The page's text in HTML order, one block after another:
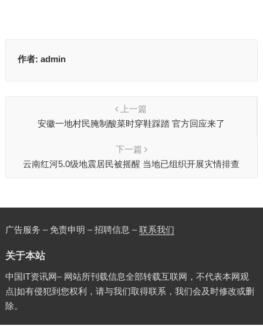
作者: admin
上一篇
安徽一地村民腌制酸菜时穿鞋踩踏 官方回应来了
下一篇
云南红河5.0级地震居民被摇醒 当地已组织开展灾情排查
广告服务 – 免责申明 – 招聘信息 –联系我们
关于本站
中国IT资讯网– 网站所刊载信息全部转载互联网，不代表本网观
点|如有侵犯到您权利，请与我们取得联系，我们会及时修改或删
除。